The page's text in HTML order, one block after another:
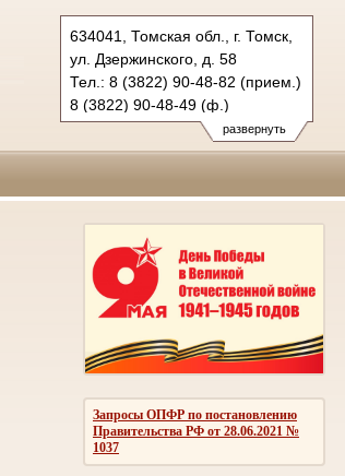
развернуть
634041, Томская обл., г. Томск,
ул. Дзержинского, д. 58
Тел.: 8 (3822) 90-48-82 (прием.)
8 (3822) 90-48-49 (ф.)
kirovsky.tms@sudrf.ru
Запросы ОПФР по постановлению
Правительства РФ от 28.06.2021 №
1037